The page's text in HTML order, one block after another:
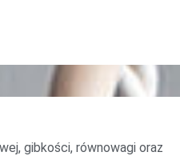
gibkości, równowagi oraz